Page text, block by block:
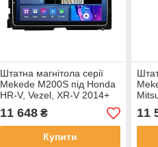
Штатна магнітола серії
Mekede M200S під Honda
HR-V, Vezel, XR-V 2014+
(F1) (W4) 9 дюймів
11 648₴
Купити
V90
11